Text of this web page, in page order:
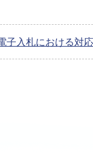
子入札における対